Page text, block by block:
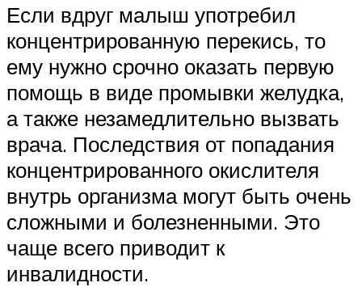
Если вдруг малыш употребил
концентрированную перекись, то
ему нужно срочно оказать первую
помощь в виде промывки желудка,
а также незамедлительно вызвать
врача. Последствия от попадания
концентрированного окислителя
внутрь организма могут быть очень
сложными и болезненными. Это
чаще всего приводит к
инвалидности.